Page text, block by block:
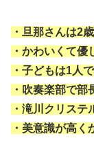
・旦那さんは2
・かわいくて優
・子どもは1人
・吹奏楽部で
・滝川クリステ
・美意識が高く